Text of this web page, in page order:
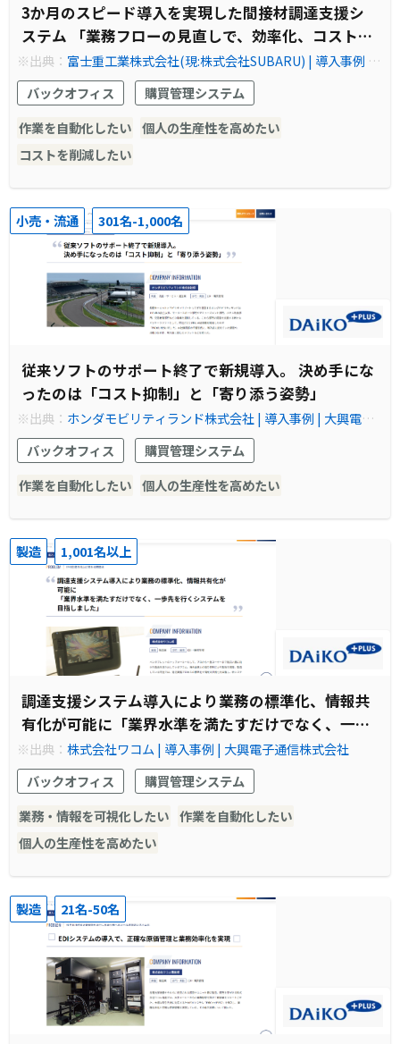
3か月のスピード導入を実現した間接材調達支援シ
ステム 「業務フローの見直しで、効率化、コスト削
減が実現できました」
※出典： 富士重工業株式会社(現:株式会社SUBARU) | 導入事例 |
大興電子通信株式会社
バックオフィス
購買管理システム
作業を自動化したい 個人の生産性を高めたい
コストを削減したい
小売・流通 301名-1,000名
従来ソフトのサポート終了で新規導入。 決め手にな
ったのは「コスト抑制」と「寄り添う姿勢」
※出典： ホンダモビリティランド株式会社 | 導入事例 | 大興電子
通信株式会社
バックオフィス
購買管理システム
作業を自動化したい 個人の生産性を高めたい
製造 1,001名以上
調達支援システム導入により業務の標準化、情報共
有化が可能に「業界水準を満たすだけでなく、一歩
先を行くシステムを目指しました」
※出典：株式会社ワコム | 導入事例 | 大興電子通信株式会社
バックオフィス
購買管理システム
業務・情報を可視化したい 作業を自動化したい
個人の生産性を高めたい
製造 21名-50名